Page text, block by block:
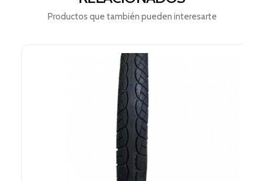
Productos que también pueden interesarte